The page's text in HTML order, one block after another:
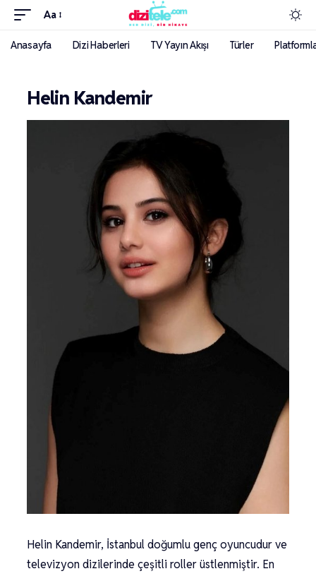
Aa
Anasayfa Dizi Haberleri TV Yayın Akışı Türler
Helin Kandemir
Helin Kandemir, İstanbul doğumlu genç oyuncudur ve
televizyon dizilerinde çeşitli roller üstlenmiştir. En